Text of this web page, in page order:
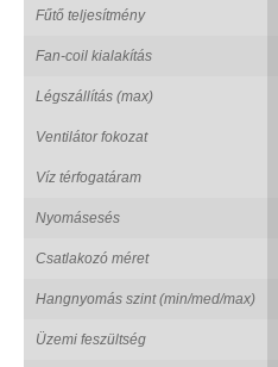
Fűtő teljesítmény
Fan-coil kialakítás
Légszállítás (max)
Ventilátor fokozat
Víz térfogatáram
Nyomásesés
Csatlakozó méret
Hangnyomás szint (min/med/max)
Üzemi feszültség